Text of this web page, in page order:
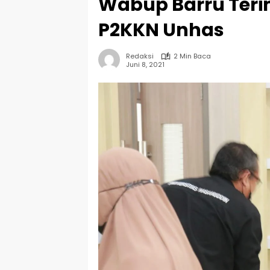
P2KKN Unhas
Redaksi
2 Min Baca
Juni 8, 2021